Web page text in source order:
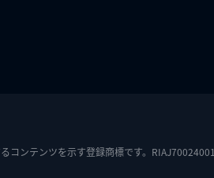
コンテンツを示す登録商標です。RIAJ70024001